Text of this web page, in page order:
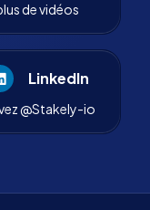
de vidéos
LinkedIn
@Stakely-io